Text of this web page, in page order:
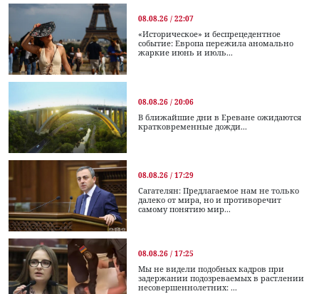
08.08.26 / 22:07
«Историческое» и беспрецедентное
событие: Европа пережила аномально
жаркие июнь и июль...
08.08.26 / 20:06
В ближайшие дни в Ереване ожидаются
кратковременные дожди...
08.08.26 / 17:29
Сагателян: Предлагаемое нам не только
далеко от мира, но и противоречит
самому понятию мир...
08.08.26 / 17:25
Мы не видели подобных кадров при
задержании подозреваемых в растлении
несовершеннолетних: ...